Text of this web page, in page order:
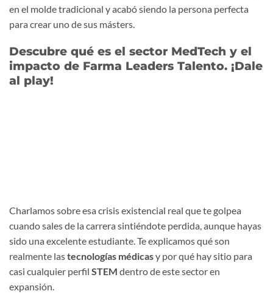
en el molde tradicional y acabó siendo la persona perfecta
para crear uno de sus másters.
Descubre qué es el sector MedTech y el
impacto de Farma Leaders Talento. ¡Dale
al play!
Charlamos sobre esa crisis existencial real que te golpea
cuando sales de la carrera sintiéndote perdida, aunque hayas
sido una excelente estudiante. Te explicamos qué son
realmente lastecnologías médicasy por qué hay sitio para
casi cualquier perfil STEM dentro de este sector en
expansión.